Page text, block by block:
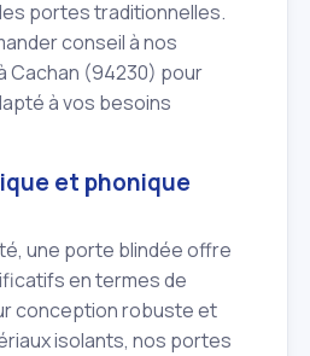
portes traditionnelles.
conseil à nos
Cachan (94230) pour
à vos besoins
et phonique
une porte blindée offre
en termes de
conception robuste et
isolants, nos portes